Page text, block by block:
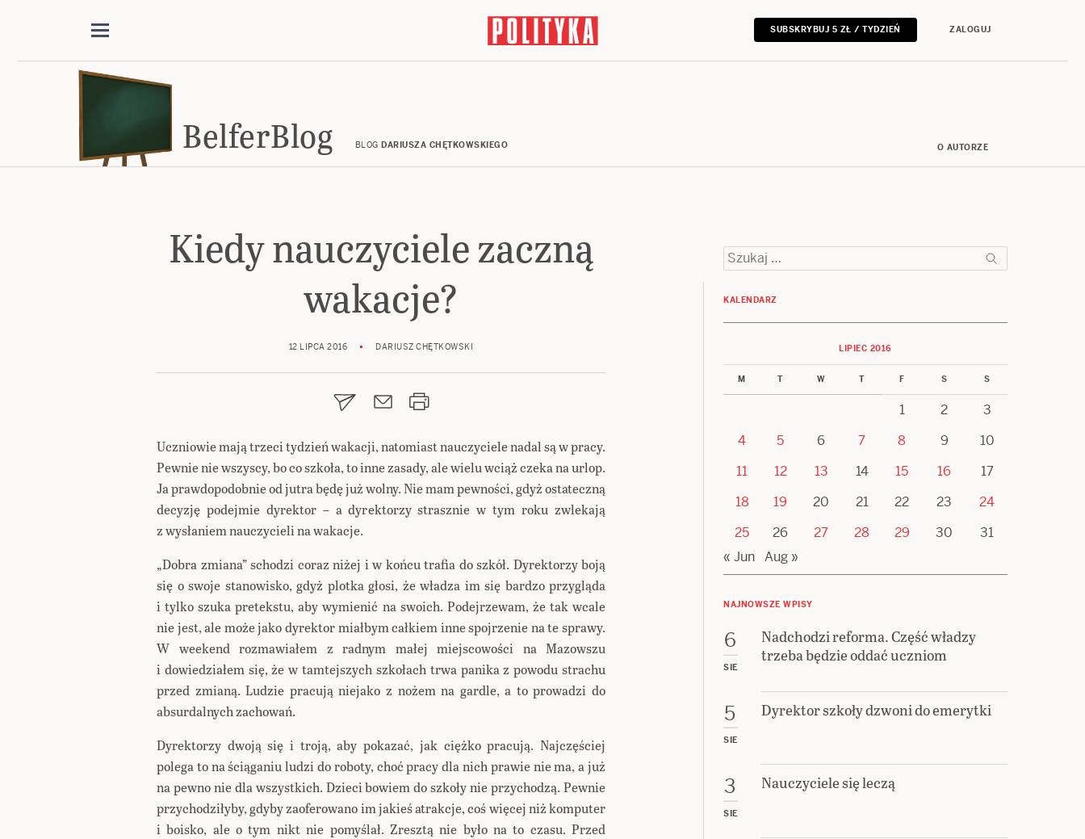
SUBSKRYBUJ 5 ZŁ / TYDZIEŃ ZALOGUJ
BelferBlog BLOG DARIUSZA CHĘTKOWSKIEGO O AUTORZE
Kiedy nauczyciele zaczną
wakacje?
12 LIPCA 2016 DARIUSZ CHĘTKOWSKI
Uczniowie mają trzeci tydzień wakacji, natomiast nauczyciele nadal są w pracy.
Pewnie nie wszyscy, bo co szkoła, to inne zasady, ale wielu wciąż czeka na urlop.
Ja prawdopodobnie od jutra będę już wolny. Nie mam pewności, gdyż ostateczną
decyzję podejmie dyrektor – a dyrektorzy strasznie w tym roku zwlekają
z wysłaniem nauczycieli na wakacje.
„Dobra zmiana” schodzi coraz niżej i w końcu trafia do szkół. Dyrektorzy boją
się o swoje stanowisko, gdyż plotka głosi, że władza im się bardzo przygląda
i tylko szuka pretekstu, aby wymienić na swoich. Podejrzewam, że tak wcale
nie jest, ale może jako dyrektor miałbym całkiem inne spojrzenie na te sprawy.
W weekend rozmawiałem z radnym małej miejscowości na Mazowszu
i dowiedziałem się, że w tamtejszych szkołach trwa panika z powodu strachu
przed zmianą. Ludzie pracują niejako z nożem na gardle, a to prowadzi do
absurdalnych zachowań.
Dyrektorzy dwoją się i troją, aby pokazać, jak ciężko pracują. Najczęściej
polega to na ściąganiu ludzi do roboty, choć pracy dla nich prawie nie ma, a już
na pewno nie dla wszystkich. Dzieci bowiem do szkoły nie przychodzą. Pewnie
przychodziłyby, gdyby zaoferowano im jakieś atrakcje, coś więcej niż komputer
i boisko, ale o tym nikt nie pomyślał. Zresztą nie było na to czasu. Przed
Szukaj:
KALENDARZ
LIPIEC 2016
M T W T F S S
1 2
3
4
5 6 7 8 9
10
11
12 13 14 15 16
17
18
19 20 21 22 23
24
25
26 27 28 29 30
31
« Jun Aug »
NAJNOWSZE WPISY
6
SIE
Nadchodzi reforma. Część władzy
trzeba będzie oddać uczniom
5
SIE
Dyrektor szkoły dzwoni do emerytki
3
SIE
Nauczyciele się leczą